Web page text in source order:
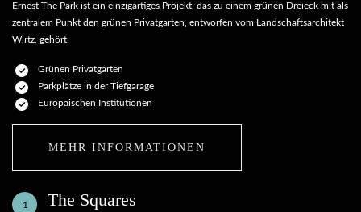
Ernest The Park ist ein einzigartiges Projekt, das zu einem grünen Dreieck mit als
zentralem Punkt den grünen Privatgarten, entworfen vom Landschaftsarchitekt
Wirtz, gehört.
Grünen Privatgarten
Parkplätze in der Tiefgarage
Europäischen Institutionen
MEHR INFORMATIONEN
1 The Squares